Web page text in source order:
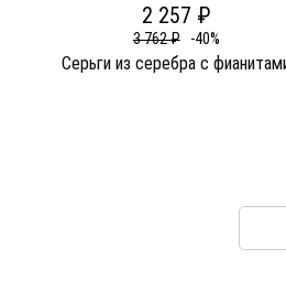
2 257 ₽
3 762 ₽ -40%
Серьги из серебра c